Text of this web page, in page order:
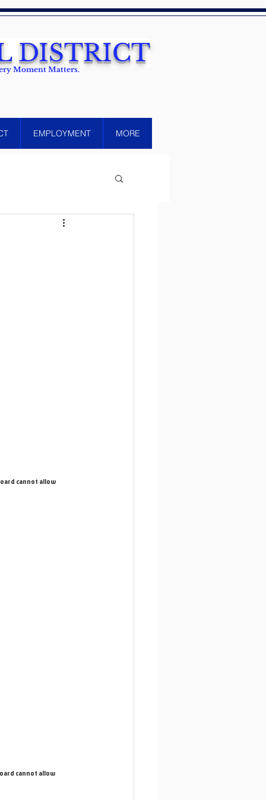
DISTRICT
Moment Matters.
EMPLOYMENT MORE
cannot allow
cannot allow